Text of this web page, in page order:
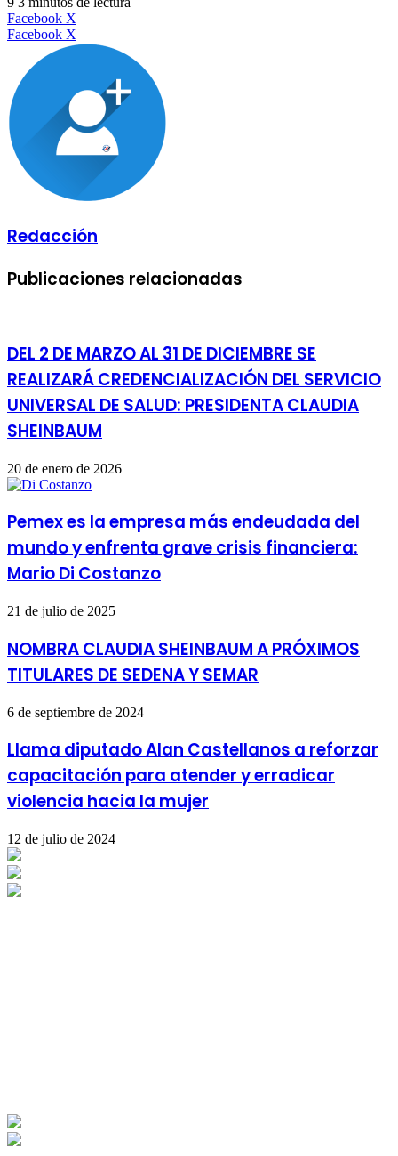
Facebook X
Facebook X
por
electrónico
Redacción
Publicaciones relacionadas
DEL 2 DE MARZO AL 31 DE DICIEMBRE SE
REALIZARÁ CREDENCIALIZACIÓN DEL SERVICIO
UNIVERSAL DE SALUD: PRESIDENTA CLAUDIA
SHEINBAUM
20 de enero de 2026
Pemex es la empresa más endeudada del
mundo y enfrenta grave crisis financiera:
Mario Di Costanzo
21 de julio de 2025
NOMBRA CLAUDIA SHEINBAUM A PRÓXIMOS
TITULARES DE SEDENA Y SEMAR
6 de septiembre de 2024
Llama diputado Alan Castellanos a reforzar
capacitación para atender y erradicar
violencia hacia la mujer
12 de julio de 2024